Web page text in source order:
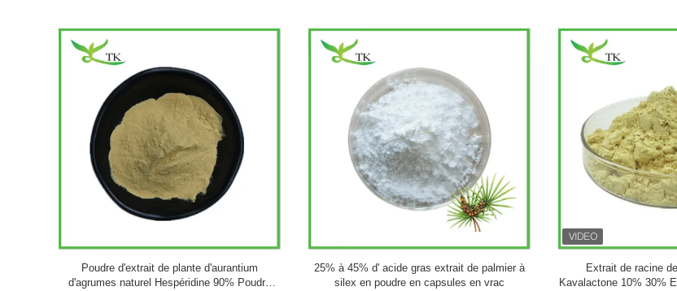
Poudre d'extrait de plante de ginseng naturel
10% à 80% Poudre de ginsénosides Panax
Produit d'origine étrangère de la marque
Ginkgo Biloba en poudre
Extrait de plante de
poudre Flavones 24%